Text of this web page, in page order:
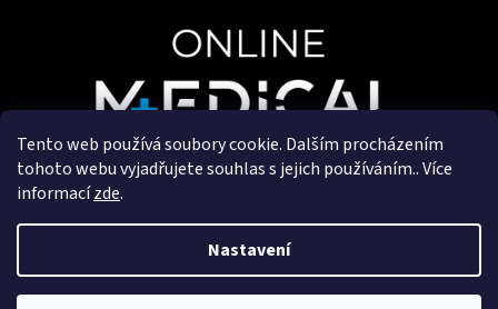
Tento web používá soubory cookie. Dalším procházením
tohoto webu vyjadřujete souhlas s jejich používáním.. Více
informacízde.
Nastavení
Copyright 2025OnlineMedical.cz. Všechna práva
Vytvořil a marketingově zajišťuje